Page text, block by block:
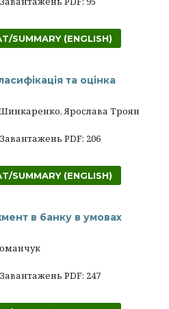
SUMMARY (ENGLISH)
та оцінка
Ярослава Троян
PDF: 206
SUMMARY (ENGLISH)
в банку в умовах
PDF: 247